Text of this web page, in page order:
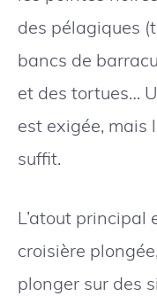
des pélagiques
bancs de
et des tortues…
est exigée, mais
suffit.
L’atout principal
croisière
plonger sur des